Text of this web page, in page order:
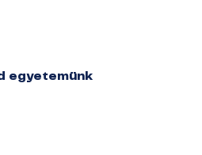
egyetemünk